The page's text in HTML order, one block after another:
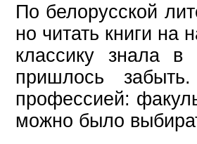
По белорусской
но читать книги на
классику знала в
пришлось
профессией:
можно было